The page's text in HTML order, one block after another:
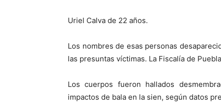
Uriel Calva de 22 años.
Los nombres de esas personas
las presuntas víctimas. La Fiscalía de
Los cuerpos fueron hallados
impactos de bala en la sien, según datos